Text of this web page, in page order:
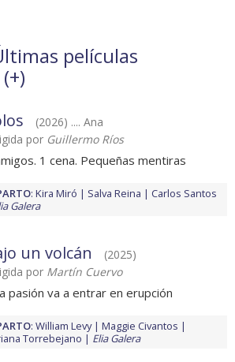
películas
+)
(2026) .... Ana
por Guillermo Ríos
1 cena. Pequeñas mentiras
: Kira Miró Salva Reina
Carlos Santos
Galera
un volcán
(2025)
por Martín Cuervo
pasión va a entrar en erupción
: William Levy
Maggie Civantos
Torrebejano
Elia Galera